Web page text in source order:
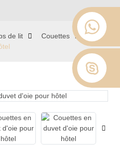
de lit
Couettes